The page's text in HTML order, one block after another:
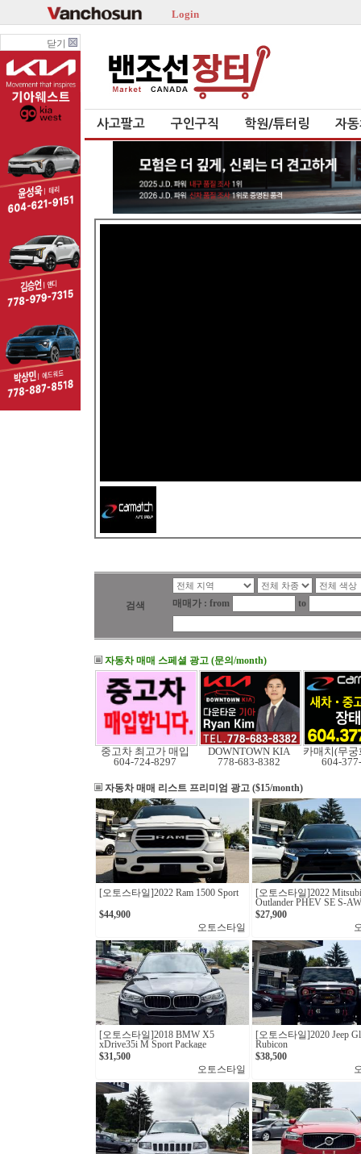
Login
닫기
사고팔고 구인구직 학원/튜터링 자
검색 매매가 : from to
자동차 매매 스페셜 광고 (문의/month)
중고차 최고가 매입
604-724-8297
DOWNTOWN KIA
778-683-8382
604-
자동차 매매 리스트 프리미엄 광고 ($15/month)
[오토스타일]2022 Ram 1500 Sport
$44,900
오토스타일
[오토스타일]2022
Outlander PHEV SE S-
$27,900
[오토스타일] 2018 BMW X5
xDrive35i M Sport Package
$31,500
오토스타일
[오토스타일] 2020 Jeep
Rubicon
$38,500